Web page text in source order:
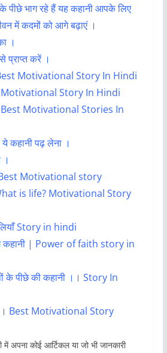
पीछे भाग रहे हैं यह कहानी आपके लिए
में कदमों को आगे बढ़ाएं ।
।
प्राप्त करें ।
Motivational Story In Hindi
Motivational Story In Hindi
Best Motivational Stories In
कहानी पढ़ लेना ।
।
Motivational story
is life? Motivational Story
Story in hindi
कहानी | Power of faith story in
पीछे की कहानी ।। Story In
Best Motivational Story
में अपना कोई आर्टिकल या जो भी जानकारी